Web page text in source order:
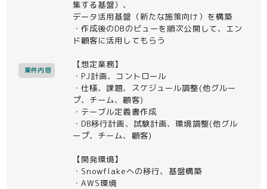
案件内容
集する基盤）、
データ活用基盤（新たな施策向け）を構築
・作成後のDBのビューを順次公開して、エン
ド顧客に活用してもらう
【想定業務】
・PJ計画、コントロール
・仕様、課題、スケジュール調整(他グルー
プ、チーム、顧客)
・テーブル定義書作成
・DB移行計画、試験計画、環境調整(他グル
ープ、チーム、顧客)
【開発環境】
・Snowflakeへの移行、基盤構築
・AWS環境